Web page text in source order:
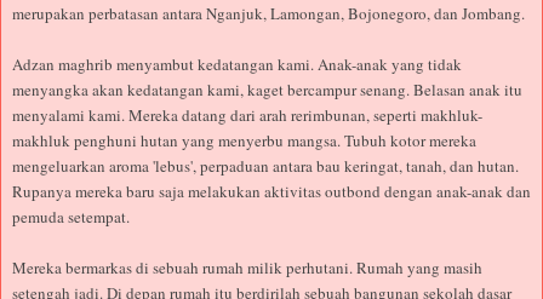
merupakan perbatasan antara Nganjuk, Lamongan, Bojonegoro, dan Jombang.
Adzan maghrib menyambut kedatangan kami. Anak-anak yang tidak
menyangka akan kedatangan kami, kaget bercampur senang. Belasan anak itu
menyalami kami. Mereka datang dari arah rerimbunan, seperti makhluk-
makhluk penghuni hutan yang menyerbu mangsa. Tubuh kotor mereka
mengeluarkan aroma 'lebus', perpaduan antara bau keringat, tanah, dan hutan.
Rupanya mereka baru saja melakukan aktivitas outbond dengan anak-anak dan
pemuda setempat.
Mereka bermarkas di sebuah rumah milik perhutani. Rumah yang masih
setengah jadi. Di depan rumah itu berdirilah sebuah bangunan sekolah dasar